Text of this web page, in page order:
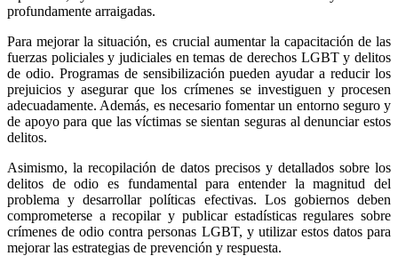
profundamente arraigadas.
Para mejorar la situación, es crucial aumentar la capacitación de las
fuerzas policiales y judiciales en temas de derechos LGBT y delitos
de odio. Programas de sensibilización pueden ayudar a reducir los
prejuicios y asegurar que los crímenes se investiguen y procesen
adecuadamente. Además, es necesario fomentar un entorno seguro y
de apoyo para que las víctimas se sientan seguras al denunciar estos
delitos.
Asimismo, la recopilación de datos precisos y detallados sobre los
delitos de odio es fundamental para entender la magnitud del
problema y desarrollar políticas efectivas. Los gobiernos deben
comprometerse a recopilar y publicar estadísticas regulares sobre
crímenes de odio contra personas LGBT, y utilizar estos datos para
mejorar las estrategias de prevención y respuesta.